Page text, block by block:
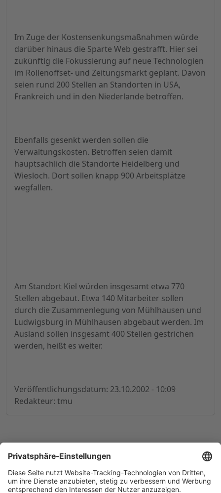
Im Zuge der Kostensenkungsmaßnahmen würde
darüber hinaus die Sparte Web gestrafft. Hier sei
zukünftig die Fokussierung auf neue Technologien
im Rollenoffset- und Zeitungsmarkt geplant. Davon
seien rund 200 Stellen an Standorten in USA,
Frankreich und in den Niederlande betroffen.
Ebenfalls gesenkt werden sollen die
Verwaltungskosten. Betroffen seien damit
hauptsächlich die Standorte Heidelberg und
Wiesloch. Dort sollen knapp 900 Arbeitsplätze
wegfallen.
Am Standort Kiel würden insgesamt etwa 770
Stellen abgebaut. Etwa 140 Mitarbeiter sollen
durch die Zusammenlegung von Mühlhausen und
Ludwigsburg in Mühlhausen abgebaut werden. Im
Ausland sollen insgesamt 400 Stellen gestrichen
werden, heißt es weiter.
Veröffentlichungsdatum: 23.10.2002 - 10:09
Redakteur: tmu
© 1998-2026by GSC Research GmbH
Datenschutz